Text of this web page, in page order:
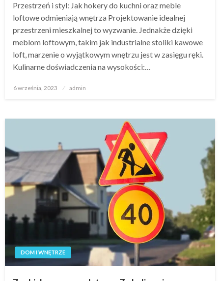
Przestrzeń i styl: Jak hokery do kuchni oraz meble
loftowe odmieniają wnętrza Projektowanie idealnej
przestrzeni mieszkalnej to wyzwanie. Jednakże dzięki
meblom loftowym, takim jak industrialne stoliki kawowe
loft, marzenie o wyjątkowym wnętrzu jest w zasięgu ręki.
Kulinarne doświadczenia na wysokości:…
Opublikowane
6 września, 2023 admin
DOM I WNĘTRZE